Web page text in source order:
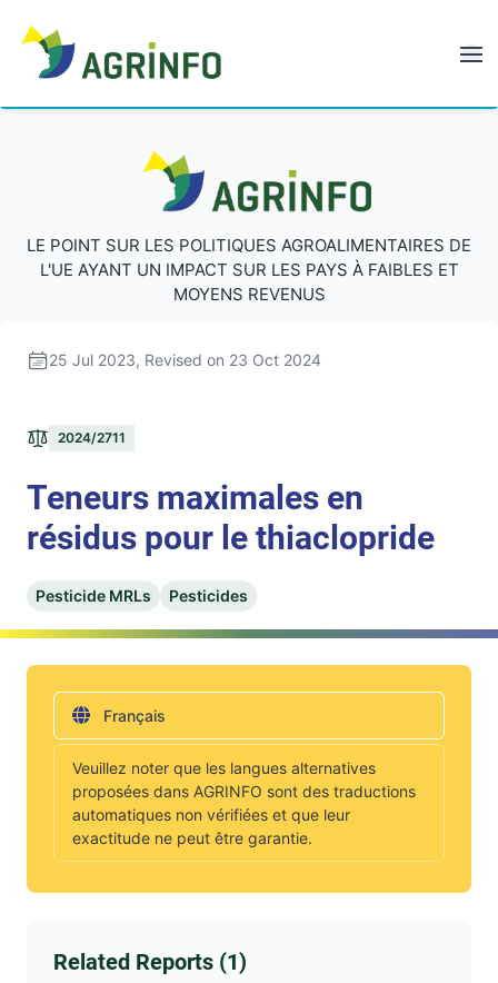
AGRINFO
LE POINT SUR LES POLITIQUES AGROALIMENTAIRES DE
L'UE AYANT UN IMPACT SUR LES PAYS À FAIBLES ET
MOYENS REVENUS
25 Jul 2023, Revised on 23 Oct 2024
2024/2711
Teneurs maximales en
résidus pour le thiaclopride
Pesticide MRLs Pesticides
Français
Veuillez noter que les langues alternatives
proposées dans AGRINFO sont des traductions
automatiques non vérifiées et que leur
exactitude ne peut être garantie.
Related Reports (1)